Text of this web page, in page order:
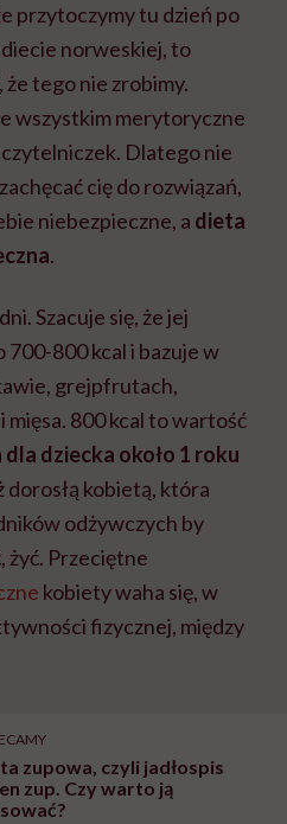
przytoczymy tu dzień po
norweskiej, to
że tego nie zrobimy.
wszystkim merytoryczne
Dlatego nie
cię do rozwiązań,
niebezpieczne, a dieta
.
Szacuje się, że jej
700-800 kcal i bazuje w
grejpfrutach,
800 kcal to wartość
dziecka około 1 roku
dorosłą kobietą, która
odżywczych by
żyć. Przeciętne
kobiety waha się, w
fizycznej, między
zupowa, czyli jadłospis
zup. Czy warto ją